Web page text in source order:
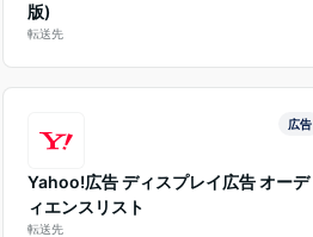
版)
転送先
広告
Yahoo!広告 ディスプレイ広告 オーデ
ィエンスリスト
転送先